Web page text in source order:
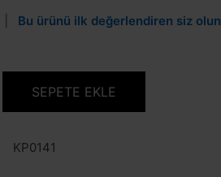
Bu ürünü ilk değerlendiren siz olun
SEPETE EKLE
KP0141